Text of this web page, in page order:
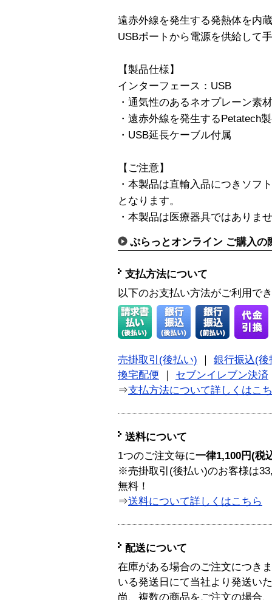
遠赤外線を発生する発熱体を内
USBポートから電源を供給して
【製品仕様】
インターフェース：USB
・通気性のあるネオプレーン素
・遠赤外線を発生するPetatech
・USB延長ケーブル付属
【ご注意】
・本製品は直輸入品につきソフ
となります。
・本製品は医療器具ではありま
ぷらっとオンライン ご購入の
支払方法について
以下のお支払い方法がご利用で
売掛取引(後払い)
銀行振込(後
換宅配便
セブンイレブン決済
⇒支払方法について詳しくはこ
送料について
1つのご注文毎に一律1,100円(税
※売掛取引(後払い)のお客様は
無料！
⇒送料について詳しくはこちら
配送について
在庫がある場合のご注文につき
いる発送日にて当社より発送い
尚、複数の商品をご注文の場合